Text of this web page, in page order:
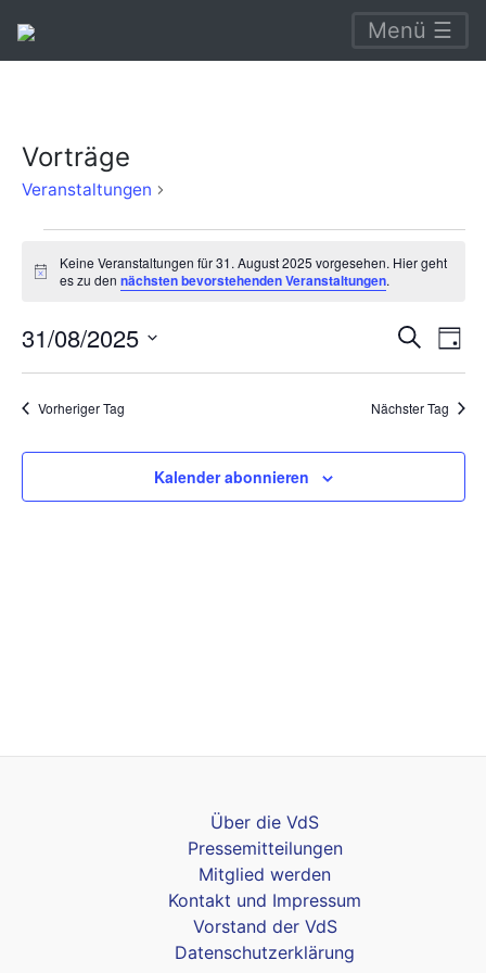
Menü ☰
Vorträge
Veranstaltungen
für
August
Hinweis
Keine Veranstaltungen für 31. August 2025 vorgesehen. Hier geht
es zu dennächsten bevorstehenden Veranstaltungen.
Suche
und
SucheTag
31/08/2025
Datum
Vorheriger Tag Nächster Tag
Kalender abonnieren
Über die VdS
Pressemitteilungen
Mitglied werden
Kontakt und Impressum
Vorstand der VdS
Datenschutzerklärung